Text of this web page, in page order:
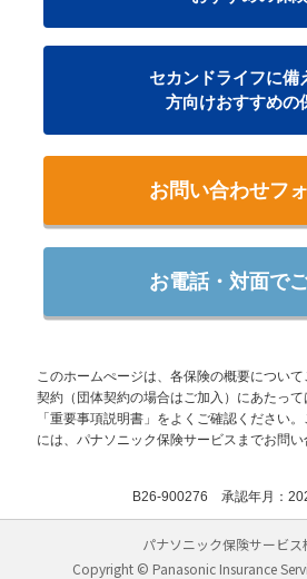
セカンドライフに備
方向けおすすめの
お問い合わせフ
お電話・対面で
このホームぺージは、各保険の概要につい
契約（団体契約の場合はご加入）にあたっ
「重要事項説明書」をよくご確認ください
には、パナソニック保険サービスまでお問い
B26-900276 承認年月：
パナソニック保険サービス
Copyright © Panasonic Insurance